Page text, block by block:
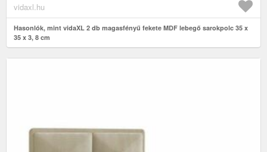
vidaxl.hu
Hasonlók, mint vidaXL 2 db magasfényű fekete MDF lebegő sarokpolc 35 x
35 x 3, 8 cm